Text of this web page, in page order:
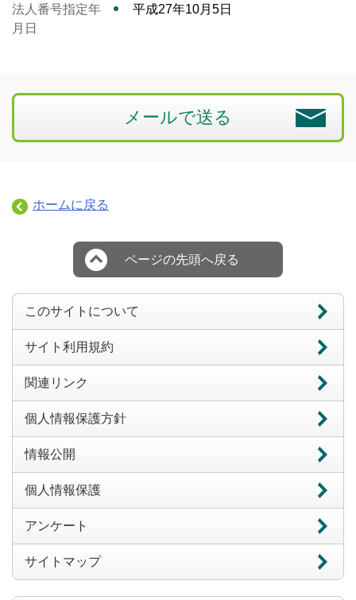
法人番号指定年
月日
平成27年10月5日
メールで送る
ホームに戻る
ページの先頭へ戻る
このサイトについて
サイト利用規約
関連リンク
個人情報保護方針
情報公開
個人情報保護
アンケート
サイトマップ